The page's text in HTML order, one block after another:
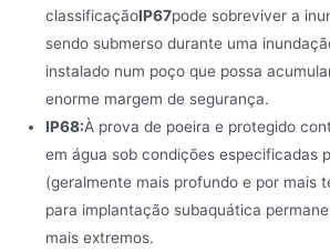
classificaçãoIP67pode sobreviver a
sendo submerso durante uma
instalado num poço que possa
enorme margem de segurança.
IP68:À prova de poeira e protegido
em água sob condições especificadas
(geralmente mais profundo e por mais
para implantação subaquática
mais extremos.